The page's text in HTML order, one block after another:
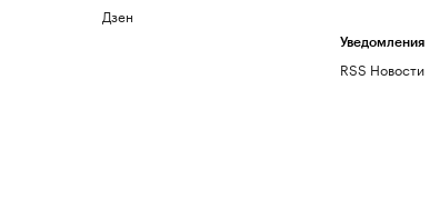
Дзен
Уведомления
RSS Новости